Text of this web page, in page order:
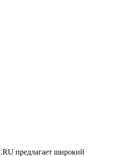
предлагает широкий